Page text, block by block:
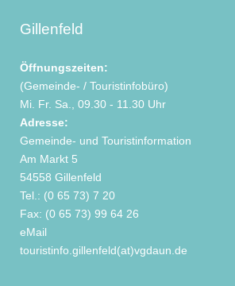
Gillenfeld
Öffnungszeiten:
(Gemeinde- / Touristinfobüro)
Mi. Fr. Sa., 09.30 - 11.30 Uhr
Adresse:
Gemeinde- und Touristinformation
Am Markt 5
54558 Gillenfeld
Tel.: (0 65 73) 7 20
Fax: (0 65 73) 99 64 26
eMail
touristinfo.gillenfeld(at)vgdaun.de